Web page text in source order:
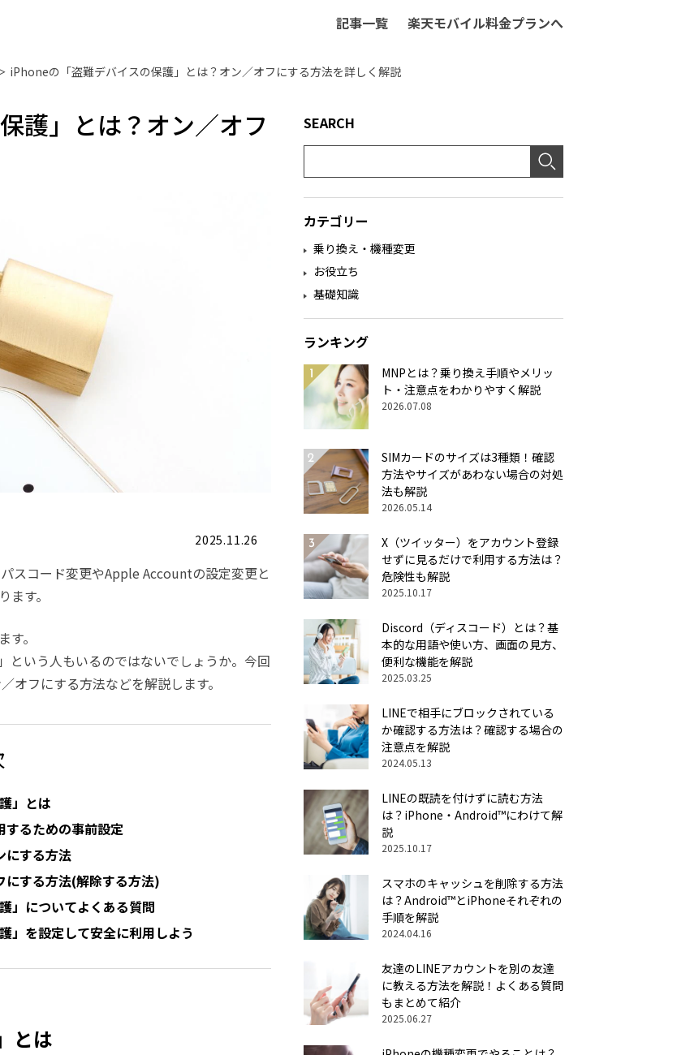
記事一覧 楽天モバイル料金プランへ
iPhoneの「盗難デバイスの保護」とは？オン／オフにする方法を詳しく解説
護」とは？オン／オフ
2025.11.26
スコード変更やApple Accountの設定変更と
す。
。
という人もいるのではないでしょうか。今回
オフにする方法などを解説します。
」とは
するための事前設定
にする方法
にする方法(解除する方法)
」についてよくある質問
」を設定して安全に利用しよう
とは
SEARCH
カテゴリー
乗り換え・機種変更
お役立ち
基礎知識
ランキング
MNPとは？乗り換え手順やメリッ
ト・注意点をわかりやすく解説
2026.07.08
SIMカードのサイズは3種類！確認
方法やサイズがあわない場合の対処
法も解説
2026.05.14
X（ツイッター）をアカウント登録
せずに見るだけで利用する方法は？
危険性も解説
2025.10.17
Discord（ディスコード）とは？基
本的な用語や使い方、画面の見方、
便利な機能を解説
2025.03.25
LINEで相手にブロックされている
か確認する方法は？確認する場合の
注意点を解説
2024.05.13
LINEの既読を付けずに読む方法
は？iPhone・Android™にわけて解
説
2025.10.17
スマホのキャッシュを削除する方法
は？Android™とiPhoneそれぞれの
手順を解説
2024.04.16
友達のLINEアカウントを別の友達
に教える方法を解説！よくある質問
もまとめて紹介
2025.06.27